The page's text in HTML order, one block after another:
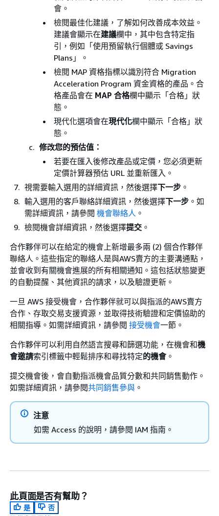
會。
檢閱最佳化建議，了解如何改善成本效益。
建議會顯示在建議欄中，其中包含特定指
引，例如「使用預留執行個體或 Savings
Plans」。
檢閱 MAP 資格指標以識別符合 Migration
Acceleration Program 資金資格的產品。合
格產品會在 MAP 合格欄中顯示「合格」狀
態。
現代化選項會在現代化欄中顯示「合格」狀
態。
修改您的預估值：
若要在匯入後修改產品或定價，您必須更新
定價計算器預估 URL 並重新匯入。
視需要輸入選用的詳細資訊，然後選擇下一步 。
輸入選用的客戶聯絡詳細資訊，然後選擇下一步 。如
需詳細資訊，請參閱 機會聯絡人 。
檢閱機會詳細資訊，然後選擇提交 。
合作夥伴可以在給定的機會上新增最多兩 (2) 個合作夥伴
聯絡人。這些指定的聯絡人是與AWS賣方的主要溝通點，
並會收到有關機會進展的所有相關通知。這包括狀態變更
的自動提醒、其他資訊的請求，以及驗證更新。
一旦 AWS 接受機會，合作夥伴就可以與指派的AWS賣方
合作、存取交易支援資源，並取得技術驗證和定價協助的
相關指導。如需詳細資訊，請參閱 接受機會一節。
合作夥伴可以利用自然語言搜尋和篩選功能，在機會和機
會邀請索引標籤中輕鬆排序和尋找特定的機會。
提交機會後，會自動指派機會品質分數和共同銷售動作。
如需詳細資訊，請參閱共同銷售參與 。
注意
如需 Access 的說明，請參閱 IAM 指南。
此頁面是否有幫助？
是
否